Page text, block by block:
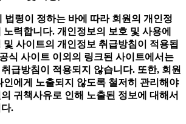
령이 정하는 바에 따라 회원의 개인정
력합니다. 개인정보의 보호 및 사용에
사이트의 개인정보 취급방침이 적용됩
식 사이트 이외의 링크된 사이트에서는
급방침이 적용되지 않습니다. 또한, 회원
인에게 노출되지 않도록 철저히 관리해야
귀책사유로 인해 노출된 정보에 대해서
.